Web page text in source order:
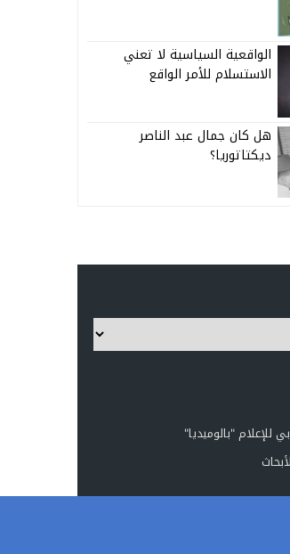
الواقعية السياسية لا تعني
الاستسلام للأمر الواقع
هل كان جمال عبد الناصر
ديكتاتوريا؟
للإعلام "بالوميديا"